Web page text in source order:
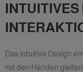
Das intuitive Design
mit den Händen